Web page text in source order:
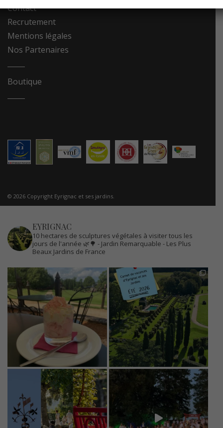
Contact
Recrutement
Mentions légales
Nos Partenaires
Boutique
© 2026 Copyright Eyrignac et ses jardins.
EYRIGNAC
10 hectares de sculptures végétales à visiter tous les
jours de l'année 🌿🌳 - Jardin Remarquable - Les Plus
Beaux Jardins de France